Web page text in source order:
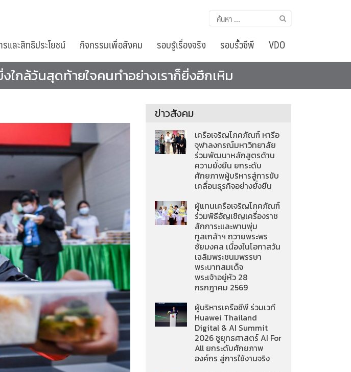
ค้นหา
รและสิทธิประโยชน์ กิจกรรมเพื่อสังคม รอบรู้เรื่องจริง รอบรั้วซีพี VDO
ใกล้วันสุดท้ายใจคนทำอย่างเราก็ยิ่งฮึกเหิม​
ข่าวสังคม
เครือเจริญโภคภัณฑ์ หารือ
จุฬาลงกรณ์มหาวิทยาลัย
ร่วมพัฒนาหลักสูตรด้าน
ความยั่งยืน ยกระดับ
ศักยภาพผู้บริหารสู่การขับ
เคลื่อนธุรกิจอย่างยั่งยืน
ผู้แทนเครือเจริญโภคภัณฑ์
ร่วมพิธีอัญเชิญเครื่องราช
สักการะและพานพุ่ม
ทูลเกล้าฯ ถวายพระพร
ชัยมงคล เนื่องในโอกาสวัน
เฉลิมพระชนมพรรษา
พระบาทสมเด็จ
พระเจ้าอยู่หัว 28
กรกฎาคม 2569
ผู้บริหารเครือซีพี ร่วมเวที
Huawei Thailand
Digital & AI Summit
2026 ชูยุทธศาสตร์ AI For
All ยกระดับศักยภาพ
องค์กร สู่การใช้งานจริง